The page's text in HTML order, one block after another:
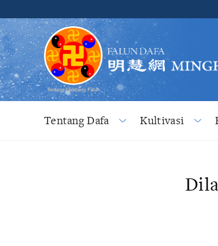
Tentang Dafa Kultivasi